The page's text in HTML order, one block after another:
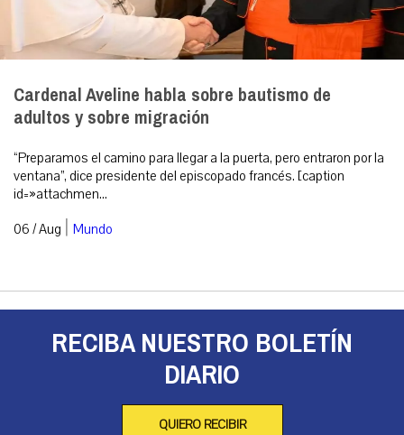
Cardenal Aveline habla sobre bautismo de
adultos y sobre migración
“Preparamos el camino para llegar a la puerta, pero entraron por la
ventana”, dice presidente del episcopado francés. [caption
id=»attachmen...
06 / Aug | Mundo
RECIBA NUESTRO BOLETÍN
DIARIO
QUIERO RECIBIR